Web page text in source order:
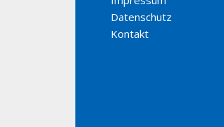
Datenschutz
Kontakt